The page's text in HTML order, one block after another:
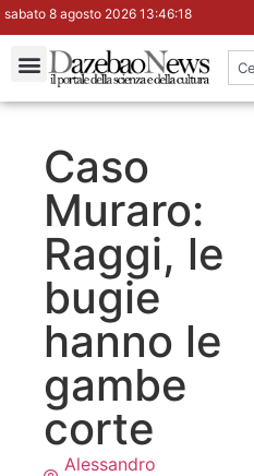
sabato 8 agosto 2026 13:46:19
Caso
Muraro:
Raggi, le
bugie
hanno le
gambe
corte
Alessandro